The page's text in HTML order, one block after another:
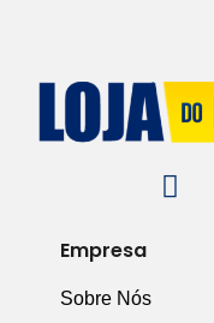
Empresa
Sobre Nós